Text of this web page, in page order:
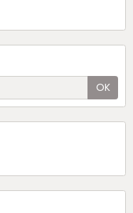
OK